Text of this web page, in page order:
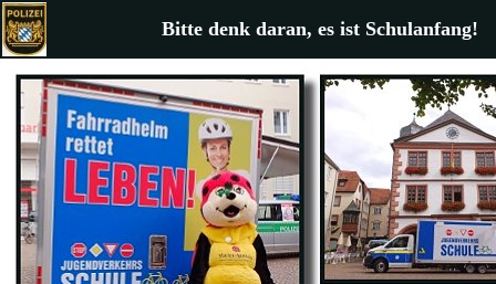
Bitte denk daran, es ist Schulanfang!